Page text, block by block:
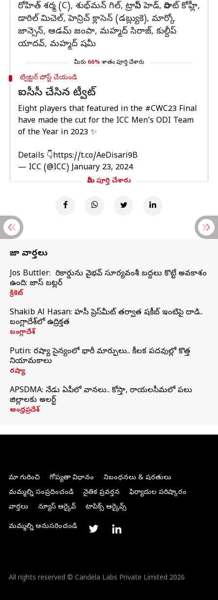
రోహిత్ శర్మ (C), శుభ్‌మన్ గిల్, ట్రావిస్ హెడ్, విరాట్ కోహ్లీ,
డారిల్ మిచెల్, హెన్రిచ్ క్లాసెన్ (డబ్ల్యుకె), మార్కో
జాన్సెన్, ఆడమ్ జంపా, మహ్మద్ సిరాజ్, కుల్దీప్
యాదవ్, మహ్మద్ షమీ
మీరు 66% శాతం పూర్తి చేశారు
ట్విట్టర్ పోస్ట్ చేయండి
ఐసీసీ చేసిన ట్వీట్
Eight players that featured in the #CWC23 Final
have made the cut for the ICC Men's ODI Team
of the Year in 2023 ✨
Details 👇https://t.co/AeDisari9B
— ICC (@ICC)January 23, 2024
మీరు పూర్తి చేశారు
తాజా వార్తలు
Jos Buttler: నా రికార్డును వైభవ్ సూర్యవంశీ బద్దలు కొట్టే అవకాశం
ఉంది: జాస్ బట్లర్
క్రికెట్
Shakib Al Hasan: హసీనా ప్రెస్‌మీట్‌ తర్వాత షకీబ్‌ ఇంటిపై దాడి..
బంగ్లాదేశ్‌లో ఉద్రిక్తత
బంగ్లాదేశ్
Putin: రష్యా సైన్యంలో భారీ మార్పులు.. కీలక పదవుల్లో కొత్త
నియామకాలు
రష్యా
APSDMA: నేడు ఏపీలో వానలు.. కోస్తా, రాయలసీమలో పలు
జిల్లాలకు అలర్ట్
ఆంధ్రప్రదేశ్
మా గురించి గోప్యతా విధానం
నిబంధనలు & షరతులు
మమ్మల్ని సంప్రదించండి
నైతిక ప్రవర్తన
ఫిర్యాదుల పరిష్కారం
వార్తలు
న్యూస్ ఆర్కైవ్ టాపిక్స్ ఆర్కైవ్స్
మమ్మల్ని అనుసరించండి
All rights reserved © Candela Labs Private Limited 2026